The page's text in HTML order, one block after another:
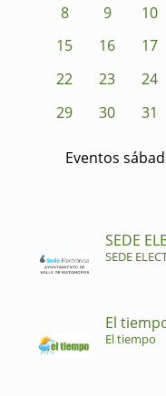
8
9 10
15
16 17
22
23 24
29
30 31
Eventos
SEDE
SEDE
El
El tiempo